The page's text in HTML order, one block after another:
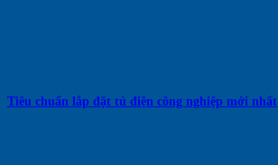
Tiêu chuẩn lắp đặt tủ điện công nghiệp mới nhất